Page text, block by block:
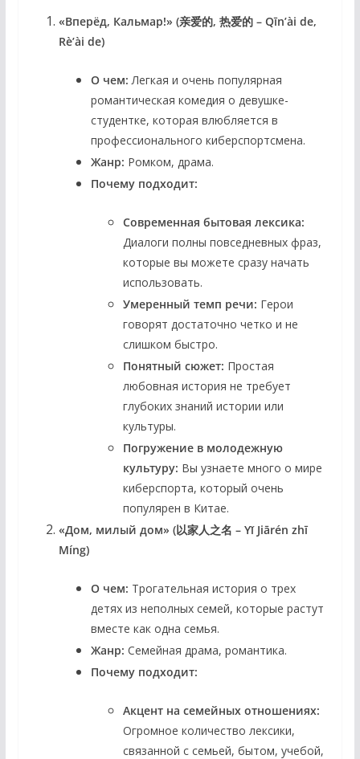
«Вперёд, Кальмар!» (亲爱的, 热爱的 – Qīn’ài de,
Rè’ài de)
О чем: Легкая и очень популярная
романтическая комедия о девушке-
студентке, которая влюбляется в
профессионального киберспортсмена.
Жанр: Ромком, драма.
Почему подходит:
Современная бытовая лексика:
Диалоги полны повседневных фраз,
которые вы можете сразу начать
использовать.
Умеренный темп речи: Герои
говорят достаточно четко и не
слишком быстро.
Понятный сюжет: Простая
любовная история не требует
глубоких знаний истории или
культуры.
Погружение в молодежную
культуру: Вы узнаете много о мире
киберспорта, который очень
популярен в Китае.
«Дом, милый дом» (以家人之名 – Yǐ Jiārén zhī
Míng)
О чем: Трогательная история о трех
детях из неполных семей, которые растут
вместе как одна семья.
Жанр: Семейная драма, романтика.
Почему подходит:
Акцент на семейных отношениях:
Огромное количество лексики,
связанной с семьей, бытом, учебой,